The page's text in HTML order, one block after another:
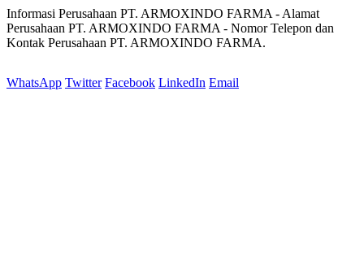
Informasi Perusahaan PT. ARMOXINDO FARMA - Alamat
Perusahaan PT. ARMOXINDO FARMA - Nomor Telepon dan
Kontak Perusahaan PT. ARMOXINDO FARMA.
WhatsApp Twitter Facebook LinkedIn Email